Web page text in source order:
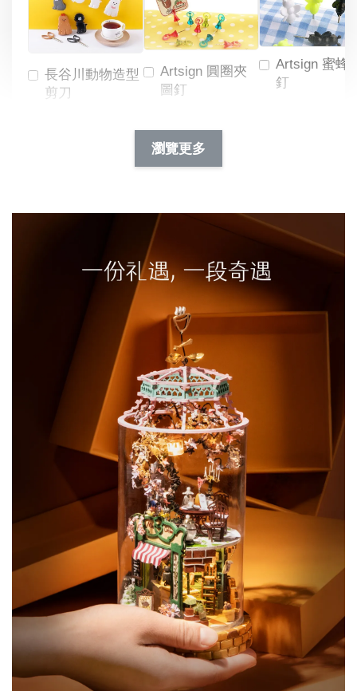
長谷川動物造型
剪刀
Artsign 圓圈夾
圖釘
NT$ 19.00
NT$ 66.00
Artsign 蜜蜂
釘
加入購物車
瀏覽更多